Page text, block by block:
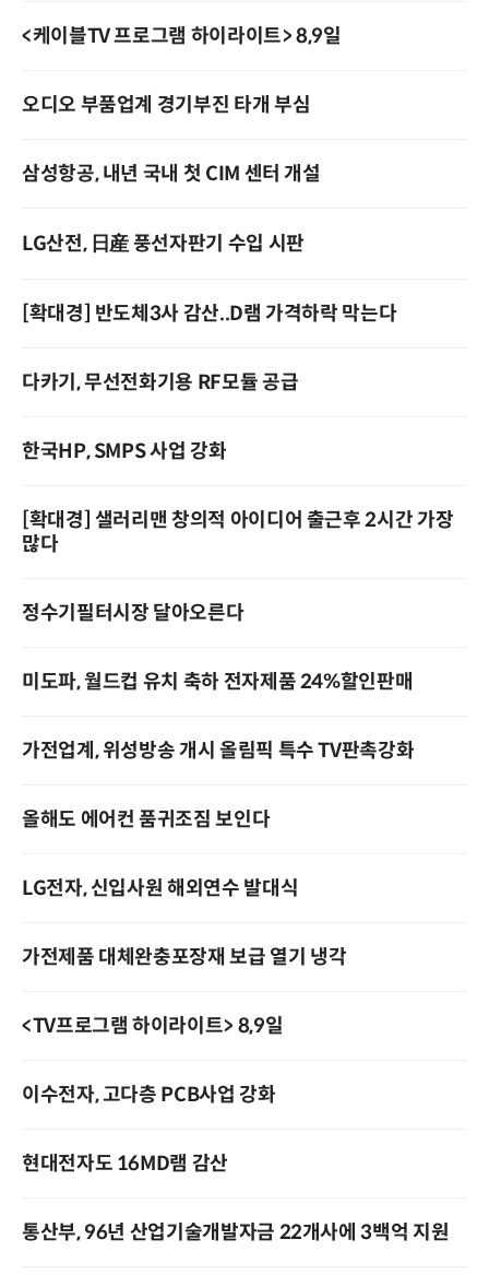
<케이블TV 프로그램 하이라이트> 8,9일
오디오 부품업계 경기부진 타개 부심
삼성항공, 내년 국내 첫 CIM 센터 개설
LG산전, 日産 풍선자판기 수입 시판
[확대경] 반도체3사 감산..D램 가격하락 막는다
다카기, 무선전화기용 RF모듈 공급
한국HP, SMPS 사업 강화
[확대경] 샐러리맨 창의적 아이디어 출근후 2시간 가장
많다
정수기필터시장 달아오른다
미도파, 월드컵 유치 축하 전자제품 24%할인판매
가전업계, 위성방송 개시 올림픽 특수 TV판촉강화
올해도 에어컨 품귀조짐 보인다
LG전자, 신입사원 해외연수 발대식
가전제품 대체완충포장재 보급 열기 냉각
<TV프로그램 하이라이트> 8,9일
이수전자, 고다층 PCB사업 강화
현대전자도 16MD램 감산
통산부, 96년 산업기술개발자금 22개사에 3백억 지원